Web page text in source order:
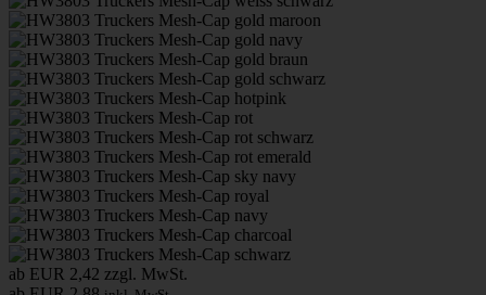
ab EUR 2,42 zzgl. MwSt.